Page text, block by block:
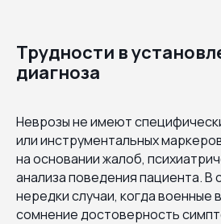
Трудности в
диагноза
Неврозы не имеют
или инструментальных
на основании жалоб,
анализа поведения пациента. В
нередки случаи, когда военные
сомнение достоверность